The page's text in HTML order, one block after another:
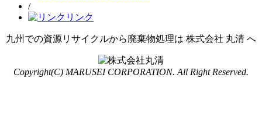
/
リンク
九州での資源リサイクルから廃棄物処理は 株式会社 丸清 へ
Copyright(C) MARUSEI CORPORATION. All Right Reserved.